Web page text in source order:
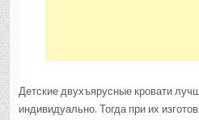
Детские двухъярусные кровати
индивидуально. Тогда при их